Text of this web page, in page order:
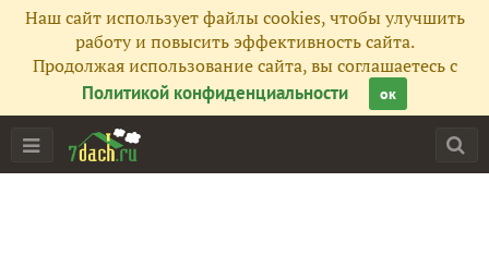
Наш сайт использует файлы cookies, чтобы улучшить
работу и повысить эффективность сайта.
Продолжая использование сайта, вы соглашаетесь с
Политикой конфиденциальности
ок
Все публикации 32
Сейчас обсуждают